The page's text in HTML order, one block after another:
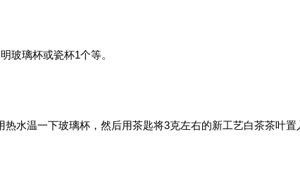
璃杯或瓷杯1个等。
温一下玻璃杯，然后用茶匙将3克左右的新工艺白茶茶叶置